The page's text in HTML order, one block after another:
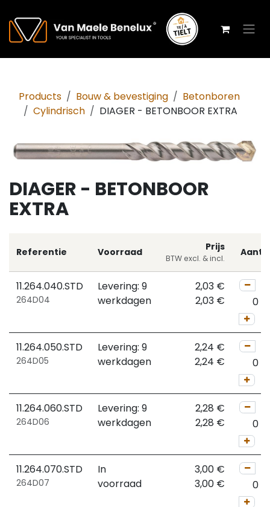
Products Bouw & bevestiging
Betonboren
Cylindrisch
DIAGER - BETONBOOR EXTRA
DIAGER - BETONBOOR
EXTRA
Referentie Voorraad Prijs
BTW excl. & incl.
11.264.040.STD
264D04
Levering: 9
werkdagen
2,03 €
2,03 €
11.264.050.STD
264D05
Levering: 9
werkdagen
2,24 €
2,24 €
11.264.060.STD
264D06
Levering: 9
werkdagen
2,28 €
2,28 €
11.264.070.STD
264D07
In
voorraad
3,00 €
3,00 €